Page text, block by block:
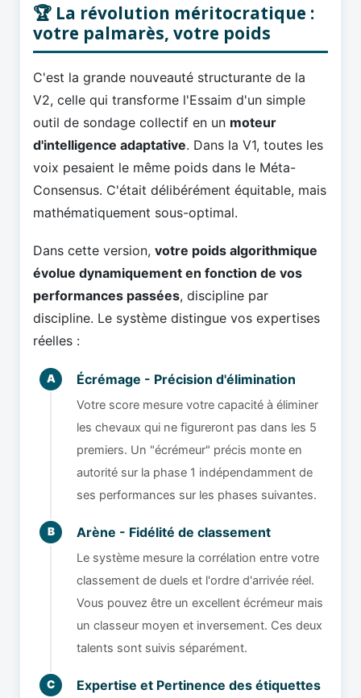
🏆 La révolution méritocratique :
votre palmarès, votre poids
C'est la grande nouveauté structurante de la
V2, celle qui transforme l'Essaim d'un simple
outil de sondage collectif en un moteur
d'intelligence adaptative. Dans la V1, toutes les
voix pesaient le même poids dans le Méta-
Consensus. C'était délibérément équitable, mais
mathématiquement sous-optimal.
Dans cette version,votre poids algorithmique
évolue dynamiquement en fonction de vos
performances passées, discipline par
discipline. Le système distingue vos expertises
réelles :
A Écrémage - Précision d'élimination
Votre score mesure votre capacité à éliminer
les chevaux qui ne figureront pas dans les 5
premiers. Un "écrémeur" précis monte en
autorité sur la phase 1 indépendamment de
ses performances sur les phases suivantes.
B Arène - Fidélité de classement
Le système mesure la corrélation entre votre
classement de duels et l'ordre d'arrivée réel.
Vous pouvez être un excellent écrémeur mais
un classeur moyen et inversement. Ces deux
talents sont suivis séparément.
C Expertise et Pertinence des étiquettes